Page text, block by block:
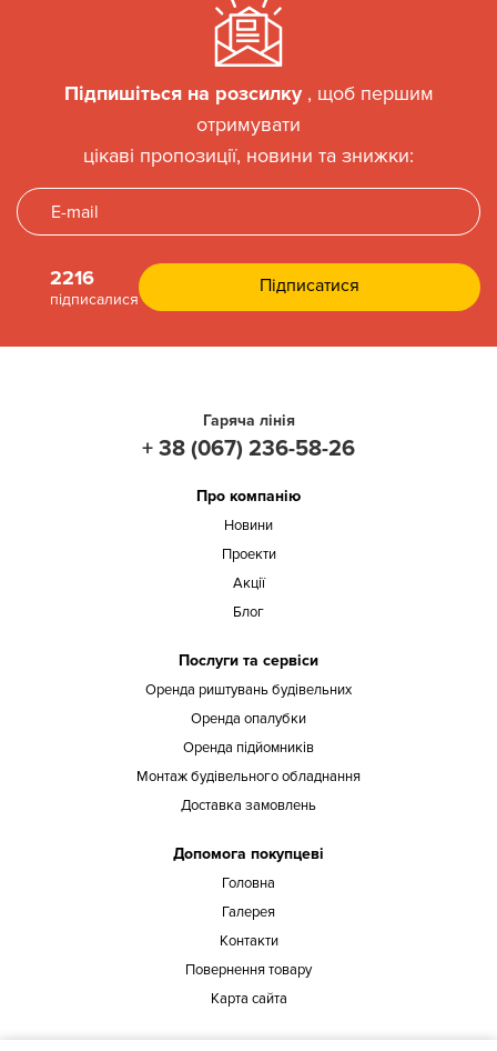
Підпишіться на розсилку , щоб першим
отримувати
цікаві пропозиції, новини та знижки:
2216
підписалися
Гаряча лінія
+ 38 (067) 236-58-26
Про компанію
Новини
Проекти
Акції
Блог
Послуги та сервіси
Оренда риштувань будівельних
Оренда опалубки
Оренда підйомників
Монтаж будівельного обладнання
Доставка замовлень
Допомога покупцеві
Головна
Галерея
Контакти
Повернення товару
Карта сайта